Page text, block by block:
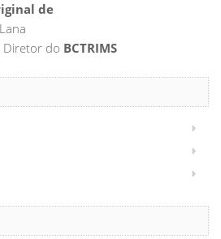
de
Diretor do BCTRIMS